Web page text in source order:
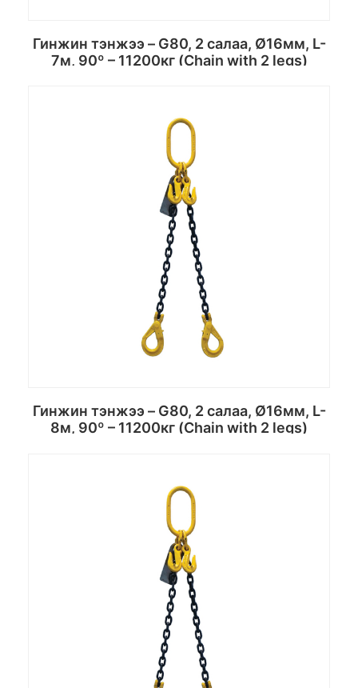
Гинжин тэнжээ – G80, 2 салаа, Ø16мм, L-
7м, 90º – 11200кг (Chain with 2 legs)
Сагсанд хийх
Гинжин тэнжээ – G80, 2 салаа, Ø16мм, L-
8м, 90º – 11200кг (Chain with 2 legs)
Сагсанд хийх